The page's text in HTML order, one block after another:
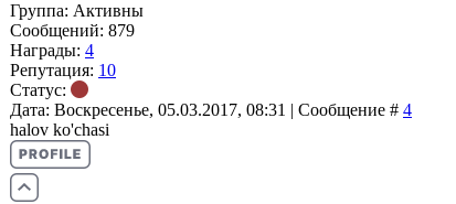
Группа: Aктивны
Сообщений: 879
Награды: 4
Репутация: 10
Статус:
Дата: Воскресенье, 05.03.2017, 08:31 | Сообщение # 4
halov ko'chasi